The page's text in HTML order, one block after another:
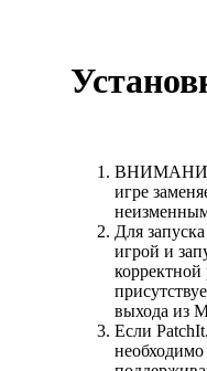
ВНИМАНИЕ!
игре
Для
игрой и
выхода из
Если